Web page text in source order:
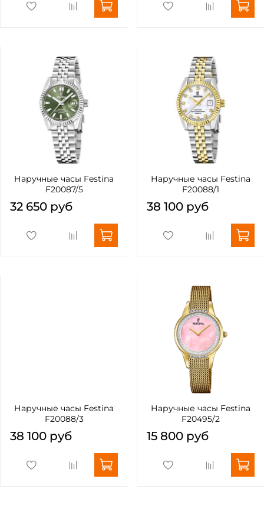
Наручные часы Festina
F20087/5
32 650 руб
Наручные часы Festina
F20088/1
38 100 руб
Наручные часы Festina
F20088/3
38 100 руб
Наручные часы Festina
F20495/2
15 800 руб